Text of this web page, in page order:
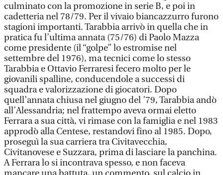
culminato con la promozione in serie B, e poi in
cadetteria nel 78/79. Per il vivaio biancazzurro furono
stagioni importanti. Tarabbia arrivò in quella che in
pratica fu l’ultima annata (75/76) di Paolo Mazza
come presidente (il “golpe” lo estromise nel
settembre del 1976), ma tecnici come lo stesso
Tarabbia e Ottavio Ferraresi fecero molto per le
giovanili spalline, conducendole a successi di
squadra e valorizzazione di giocatori. Dopo
quell’annata chiusa nel giugno del ’79, Tarabbia andò
all’Alessandria; nel frattempo aveva ormai eletto
Ferrara a sua città, vi rimase con la famiglia e nel 1983
approdò alla Centese, restandovi fino al 1985. Dopo,
proseguì la sua carriera tra Civitavecchia,
Civitanovese e Suzzara, prima di lasciare la panchina.
A Ferrara lo si incontrava spesso, e non faceva